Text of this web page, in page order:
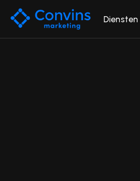
Diensten